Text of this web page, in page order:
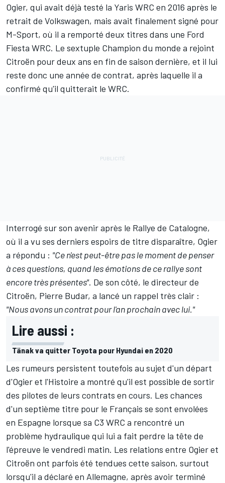
Ogier, qui avait déjà testé la Yaris WRC en 2016 après le
retrait de Volkswagen, mais avait finalement signé pour
M-Sport, où il a remporté deux titres dans une Ford
Fiesta WRC. Le sextuple Champion du monde a rejoint
Citroën pour deux ans en fin de saison dernière, et il lui
reste donc une année de contrat, après laquelle il a
confirmé qu'il quitterait le WRC.
Interrogé sur son avenir après le Rallye de Catalogne,
où il a vu ses derniers espoirs de titre disparaître, Ogier
a répondu : "Ce n'est peut-être pas le moment de penser
à ces questions, quand les émotions de ce rallye sont
encore très présentes". De son côté, le directeur de
Citroën, Pierre Budar, a lancé un rappel très clair :
"Nous avons un contrat pour l'an prochain avec lui."
Lire aussi :
Tänak va quitter Toyota pour Hyundai en 2020
Les rumeurs persistent toutefois au sujet d'un départ
d'Ogier et l'Histoire a montré qu'il est possible de sortir
des pilotes de leurs contrats en cours. Les chances
d'un septième titre pour le Français se sont envolées
en Espagne lorsque sa C3 WRC a rencontré un
problème hydraulique qui lui a fait perdre la tête de
l'épreuve le vendredi matin. Les relations entre Ogier et
Citroën ont parfois été tendues cette saison, surtout
lorsqu'il a déclaré en Allemagne, après avoir terminé